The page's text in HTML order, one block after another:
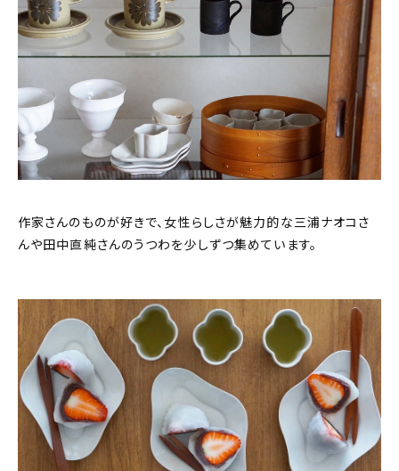
作家さんのものが好きで、女性らしさが魅力的な三浦ナオコさ
んや田中直純さんのうつわを少しずつ集めています。